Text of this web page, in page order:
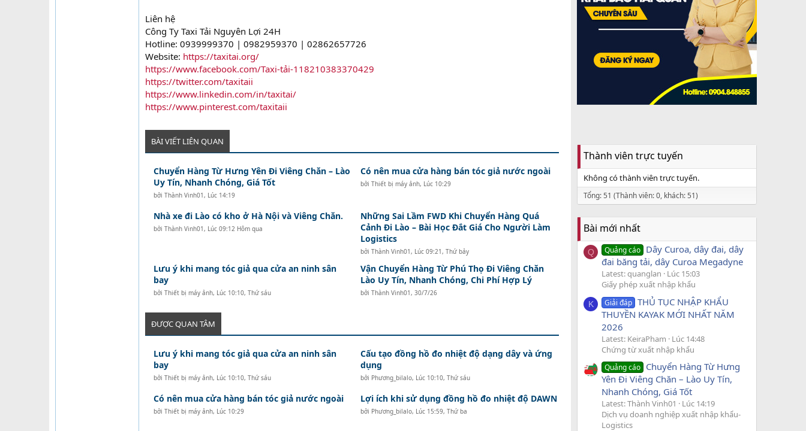
Liên hệ
Công Ty Taxi Tải Nguyên Lợi 24H
Hotline: 0939999370 | 0982959370 | 02862657726
Website: https://taxitai.org/
https://www.facebook.com/Taxi-tải-118210383370429
https://twitter.com/taxitaii
https://www.linkedin.com/in/taxitai/
https://www.pinterest.com/taxitaii
BÀI VIẾT LIÊN QUAN
Chuyển Hàng Từ Hưng Yên Đi Viêng Chăn – Lào
Uy Tín, Nhanh Chóng, Giá Tốt
bởi Thành Vinh01, Lúc 14:19
Có nên mua cửa hàng bán tóc giả nước ngoài
bởi Thiết bị máy ảnh, Lúc 10:29
Nhà xe đi Lào có kho ở Hà Nội và Viêng Chăn.
bởi Thành Vinh01, Lúc 09:12 Hôm qua
Những Sai Lầm FWD Khi Chuyển Hàng Quá
Cảnh Đi Lào – Bài Học Đắt Giá Cho Người Làm
Logistics
bởi Thành Vinh01, Lúc 09:21, Thứ bảy
Lưu ý khi mang tóc giả qua cửa an ninh sân
bay
bởi Thiết bị máy ảnh, Lúc 10:10, Thứ sáu
Vận Chuyển Hàng Từ Phú Thọ Đi Viêng Chăn
Lào Uy Tín, Nhanh Chóng, Chi Phí Hợp Lý
bởi Thành Vinh01, 30/7/26
ĐƯỢC QUAN TÂM
Lưu ý khi mang tóc giả qua cửa an ninh sân
bay
bởi Thiết bị máy ảnh, Lúc 10:10, Thứ sáu
Cấu tạo đồng hồ đo nhiệt độ dạng dây và ứng
dụng
bởi Phương_bilalo, Lúc 10:10, Thứ sáu
Có nên mua cửa hàng bán tóc giả nước ngoài
bởi Thiết bị máy ảnh, Lúc 10:29
Lợi ích khi sử dụng đồng hồ đo nhiệt độ DAWN
bởi Phương_bilalo, Lúc 15:59, Thứ ba
Thành viên trực tuyến
Không có thành viên trực tuyến.
Tổng: 51 (Thành viên: 0, khách: 51)
Bài mới nhất
Q Quảng cáo Dây Curoa, dây đai, dây
đai băng tải, dây Curoa Megadyne
Latest: quanglan
Lúc 15:03
Giấy phép xuất nhập khẩu
K Giải đáp THỦ TỤC NHẬP KHẨU
THUYỀN KAYAK MỚI NHẤT NĂM
2026
Latest: KeiraPham
Lúc 14:48
Chứng từ xuất nhập khẩu
Quảng cáo Chuyển Hàng Từ Hưng
Yên Đi Viêng Chăn – Lào Uy Tín,
Nhanh Chóng, Giá Tốt
Latest: Thành Vinh01
Lúc 14:19
Dịch vụ doanh nghiệp xuất nhập khẩu-
Logistics